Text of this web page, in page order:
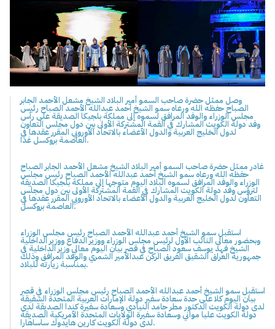
وصل ممثل حضرة صاحب السمو أمير البلاد الشيخ مشعل الأحمد الجابر
الصباح حفظه الله ورعاه سمو الشيخ أحمد عبدالله الأحمد الصباح رئيس
مجلس الوزراء والوفد المرافق لسموه إلى مملكة بلجيكا الصديقة على رأس
وفد دولة الكويت المشارك في القمة المشتركة الأولى بين دول مجلس التعاون
لدول الخليج العربية والدول الأعضاء بالاتحاد الأوروبي المقرر عقدها في
العاصمة بروكسل غدا.
غادر ممثل حضرة صاحب السمو أمير البلاد الشيخ مشعل الأحمد الجابر الصباح
حفظه الله ورعاه سمو الشيخ أحمد عبدالله الأحمد الصباح رئيس مجلس
الوزراء والوفد المرافق لسموه البلاد اليوم متوجها إلى مملكة بلجيكا الصديقة
لترؤس وفد دولة الكويت المشارك في القمة المشتركة الأولى بين دول مجلس
التعاون لدول الخليج العربية والدول الأعضاء بالاتحاد الأوروبي المقرر عقدها في
العاصمة بروكسل.
استقبل سمو الشيخ أحمد عبدالله الأحمد الصباح رئيس مجلس الوزراء
وبحضور معالي النائب الأول لرئيس مجلس الوزراء ووزير الدفاع ووزير الداخلية
الشيخ فهد يوسف سعود الصباح في قصر بيان اليوم معالي وزير الداخلية في
جمهورية العراق الشقيق الفريق الركن عبدالأمير الشمري والوفد المرافق وذلك
بمناسبة زيارته للبلاد.
استقبل سمو الشيخ أحمد عبدالله الأحمد الصباح رئيس مجلس الوزراء في قصر
بيان اليوم كلا على حدة سعادة سفير دولة الإمارات العربية المتحدة الشقيقة
لدى دولة الكويت الدكتور مطر حامد النيادي وسعادة سفيرة كندا الصديقة لدى
دولة الكويت عليا مواني وسعادة سفيرة الولايات المتحدة الأمريكية الصديقة
لدى دولة الكويت كارين هايدوك ساساهارا.